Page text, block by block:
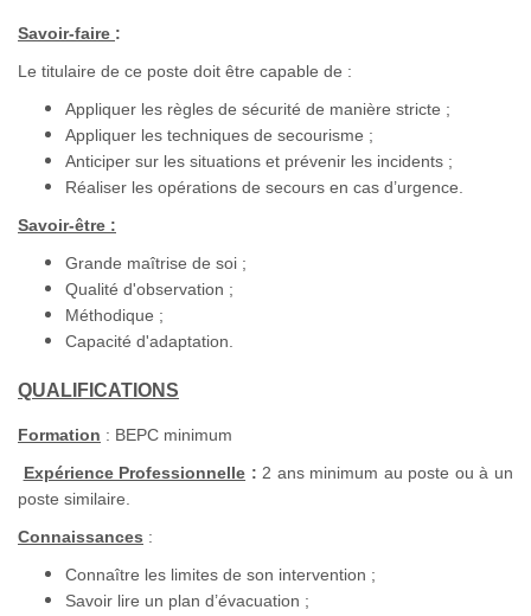
Savoir-faire :
Le titulaire de ce poste doit être capable de :
Appliquer les règles de sécurité de manière stricte ;
Appliquer les techniques de secourisme ;
Anticiper sur les situations et prévenir les incidents ;
Réaliser les opérations de secours en cas d’urgence.
Savoir-être :
Grande maîtrise de soi ;
Qualité d'observation ;
Méthodique ;
Capacité d'adaptation.
QUALIFICATIONS
Formation : BEPC minimum
Expérience Professionnelle : 2 ans minimum au poste ou à un
poste similaire.
Connaissances :
Connaître les limites de son intervention ;
Savoir lire un plan d’évacuation ;